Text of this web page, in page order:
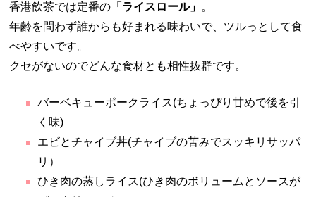
香港飲茶では定番の 「ライスロール」 。
年齢を問わず誰からも好まれる味わいで、ツルっとして食
べやすいです。
クセがないのでどんな食材とも相性抜群です。
バーベキューポークライス(ちょっぴり甘めで後を引
く味)
エビとチャイブ丼(チャイブの苦みでスッキリサッパ
リ）
ひき肉の蒸しライス(ひき肉のボリュームとソースが